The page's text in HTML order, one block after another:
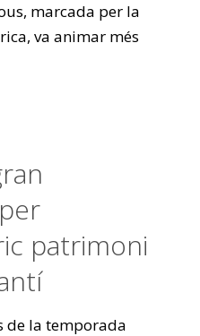
marcada per la
va animar més
patrimoni
de la temporada